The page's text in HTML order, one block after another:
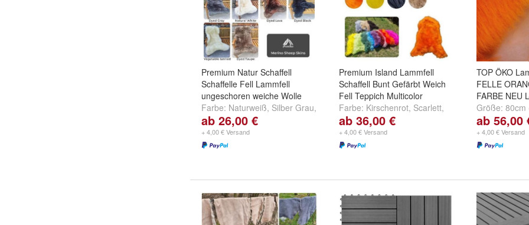
Premium Natur Schaffell
Schaffelle Fell Lammfell
ungeschoren weiche Wolle
Farbe: Naturweiß, Silber Grau,
Schwarz geflammt
...
ab 26,00 €
+ 4,00 € Versand
Premium Island Lammfell
Schaffell Bunt Gefärbt Weich
Fell Teppich Multicolor
Farbe: Kirschenrot, Scarlett,
Fuchsiaund weitere ...
ab 36,00 €
+ 4,00 € Versand
TOP ÖKO
FELLE
FARBE NEU
Größe: 80cm
100cm -
ab 56,00
+ 4,00 € Versand